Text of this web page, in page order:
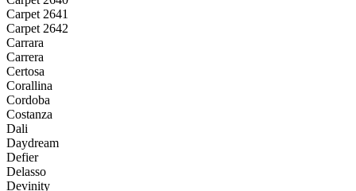
Carpet 2641
Carpet 2642
Carrara
Carrera
Certosa
Corallina
Cordoba
Costanza
Dali
Daydream
Defier
Delasso
Devinity